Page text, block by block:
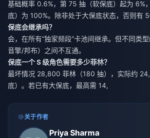
基础概率 0.6%，第 75 抽（软保底）起为 6%
底）为 100%。除非处于大保底状态，否则有
保底会继承吗？
会，在所有“独家频段”卡池间继承。但不同类
音擎/邦布）之间不互通。
保底一个 S 级角色需要多少菲林？
最坏情况 28,800 菲林（180 抽），实际约
底）。若已有大保底，最高需 14,
关于作者
Priya Sharma